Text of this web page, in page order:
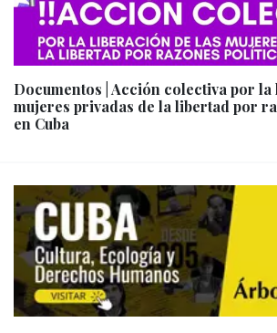
Documentos | Acción colectiva por
mujeres privadas de la libertad por
en Cuba